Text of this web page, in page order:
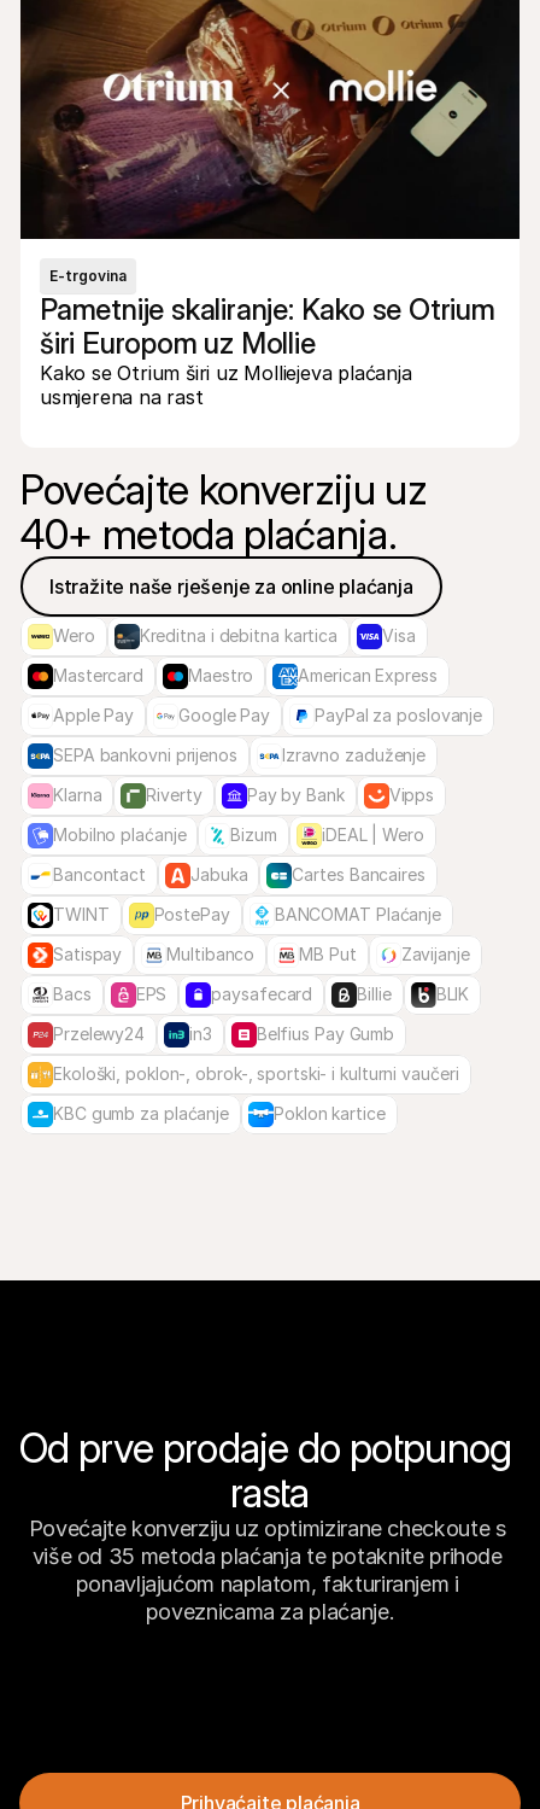
E-trgovina
Pametnije skaliranje: Kako se Otrium
širi Europom uz Mollie
Kako se Otrium širi uz Molliejeva plaćanja
usmjerena na rast
Povećajte konverziju uz
40+ metoda plaćanja.
Istražite naše rješenje za online plaćanja
Wero Kreditna i debitna kartica
Visa
Mastercard
Maestro
American Express
Apple Pay
Google Pay
PayPal za poslovanje
SEPA bankovni prijenos
Izravno zaduženje
Klarna
Riverty Pay by Bank
Vipps
Mobilno plaćanje
Bizum
iDEAL | Wero
Bancontact
Jabuka
Cartes Bancaires
TWINT
PostePay
BANCOMAT Plaćanje
Satispay
Multibanco MB Put
Zavijanje
Bacs
EPS paysafecard Billie
BLIK
Przelewy24
in3
Belfius Pay Gumb
Ekološki, poklon-, obrok-, sportski- i kulturni vaučeri
KBC gumb za plaćanje
Poklon kartice
Od prve prodaje do potpunog
rasta
Povećajte konverziju uz optimizirane checkoute s
više od 35 metoda plaćanja te potaknite prihode
ponavljajućom naplatom, fakturiranjem i
poveznicama za plaćanje.
Prihvaćajte plaćanja